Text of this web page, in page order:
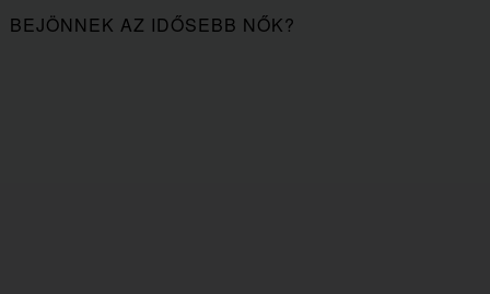
BEJÖNNEK AZ IDŐSEBB NŐK?